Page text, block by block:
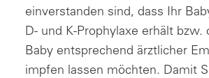
einverstanden sind, dass Ihr
D- und K-Prophylaxe erhält bzw.
Baby entsprechend ärztlicher
impfen lassen möchten. Damit